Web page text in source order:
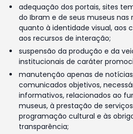
adequação dos portais, sites
do Ibram e de seus museus nas
quanto à identidade visual, aos
aos recursos de interação;
suspensão da produção e da
institucionais de caráter
manutenção apenas de
comunicados objetivos,
informativos, relacionados ao
museus, à prestação de
programação cultural e às
transparência;